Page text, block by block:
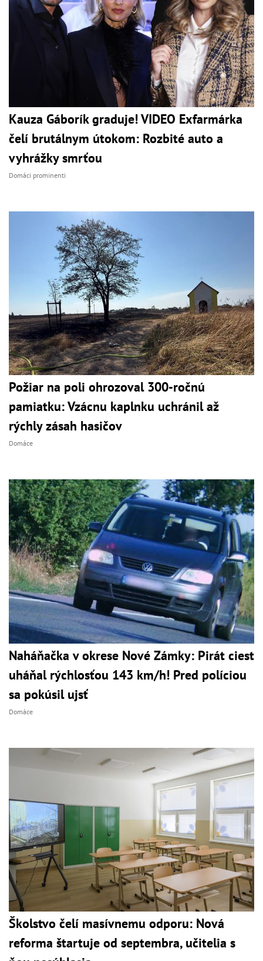
Kauza Gáborík graduje! VIDEO Exfarmárka
čelí brutálnym útokom: Rozbité auto a
vyhrážky smrťou
Domáci prominenti
Požiar na poli ohrozoval 300-ročnú
pamiatku: Vzácnu kaplnku uchránil až
rýchly zásah hasičov
Domáce
Naháňačka v okrese Nové Zámky: Pirát ciest
uháňal rýchlosťou 143 km/h! Pred políciou
sa pokúsil ujsť
Domáce
Školstvo čelí masívnemu odporu: Nová
reforma štartuje od septembra, učitelia s